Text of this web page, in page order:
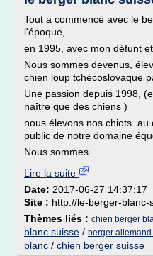
Tout a commencé avec le
l'époque,
en 1995, avec mon défunt
Nous sommes devenus,
chien loup tchécoslovaque
Une passion depuis 1998,
naître que des chiens )
nous élevons nos chiots au
public de notre domaine
Nous sommes...
Lire la suite
Date: 2017-06-27 14:37:17
Site : http://le-berger-blanc-
Thèmes liés : chien berger
blanc suisse / berger
blanc / chien berger suisse